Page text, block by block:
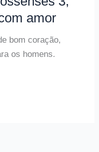
amor
bom coração,
os homens.